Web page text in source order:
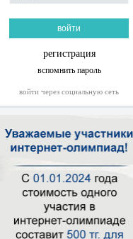
регистрация
вспомнить пароль
войти через социальную сеть